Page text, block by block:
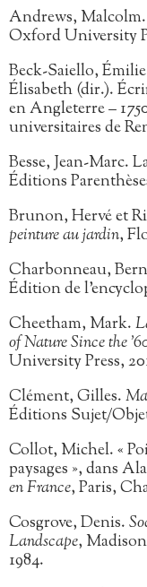
Andrews, Malcolm.
Oxford University
Beck-Saiello,
Élisabeth (dir.).
en Angleterre –
universitaires de
Besse, Jean-Marc.
Éditions
Brunon, Hervé et
peinture au jardin,
Charbonneau,
Édition de
Cheetham, Mark.
of Nature Since the
University Press,
Clément, Gilles.
Éditions Sujet/
Collot, Michel. «
paysages », dans
en France, Paris,
Cosgrove, Denis.
Landscape,
1984.